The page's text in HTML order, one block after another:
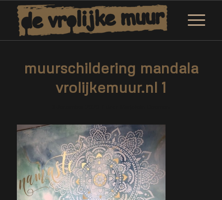
muurschildering mandala
vrolijkemuur.nl 1